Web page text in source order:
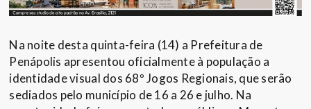
Na noite desta quinta-feira (14) a Prefeitura de
Penápolis apresentou oficialmente à população a
identidade visual dos 68º Jogos Regionais, que serão
sediados pelo município de 16 a 26 e julho. Na